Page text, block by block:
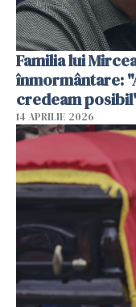
Familia lui
înmormântare:
credeam
14 APRILIE 2026